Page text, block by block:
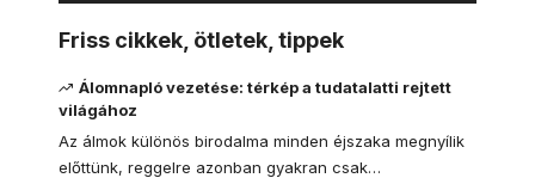
Friss cikkek, ötletek, tippek
Álomnapló vezetése: térkép a tudatalatti rejtett
világához
Az álmok különös birodalma minden éjszaka megnyílik
előttünk, reggelre azonban gyakran csak…